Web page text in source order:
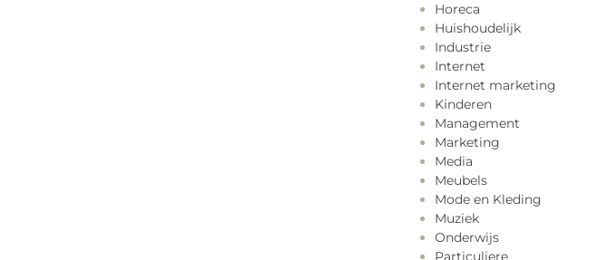
Horeca
Huishoudelijk
Industrie
Internet
Internet marketing
Kinderen
Management
Marketing
Media
Meubels
Mode en Kleding
Muziek
Onderwijs
Particuliere